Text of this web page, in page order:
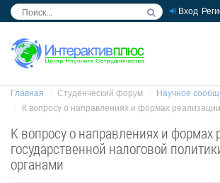
Вход
Главная Студенческий форум
Научное
К вопросу о направлениях и формах реализации
К вопросу о направлениях и формах
государственной налоговой
органами